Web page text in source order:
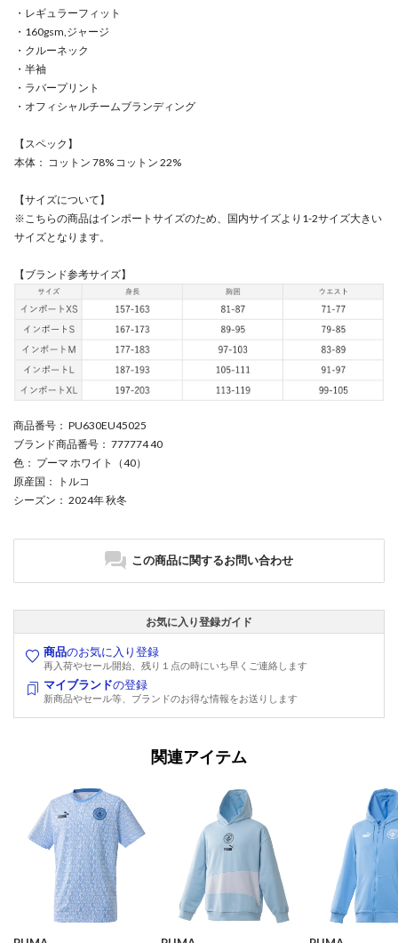
・レギュラーフィット
・160gsm,ジャージ
・クルーネック
・半袖
・ラバープリント
・オフィシャルチームブランディング
【スペック】
本体： コットン 78% コットン 22%
【サイズについて】
※こちらの商品はインポートサイズのため、国内サイズより1-2サイズ大きい
サイズとなります。
【ブランド参考サイズ】
商品番号 ： PU630EU45025
ブランド商品番号 ： 777774 40
色 ： プーマ ホワイト（40）
原産国 ： トルコ
シーズン ： 2024年 秋冬
この商品に関するお問い合わせ
お気に入り登録ガイド
商品のお気に入り登録
再入荷やセール開始、残り１点の時にいち早くご連絡します
マイブランドの登録
新商品やセール等、ブランドのお得な情報をお送りします
関連アイテム